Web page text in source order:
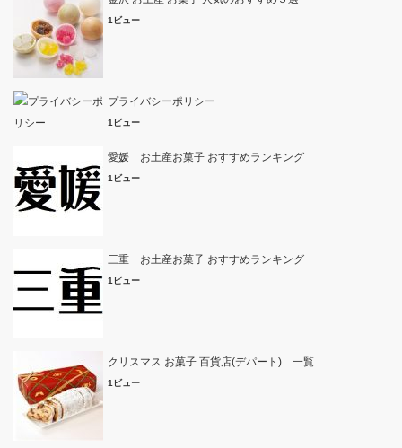
1ビュー
プライバシーポリシー
1ビュー
愛媛 お土産お菓子 おすすめランキング
1ビュー
三重 お土産お菓子 おすすめランキング
1ビュー
クリスマス お菓子 百貨店(デパート) 一覧
1ビュー